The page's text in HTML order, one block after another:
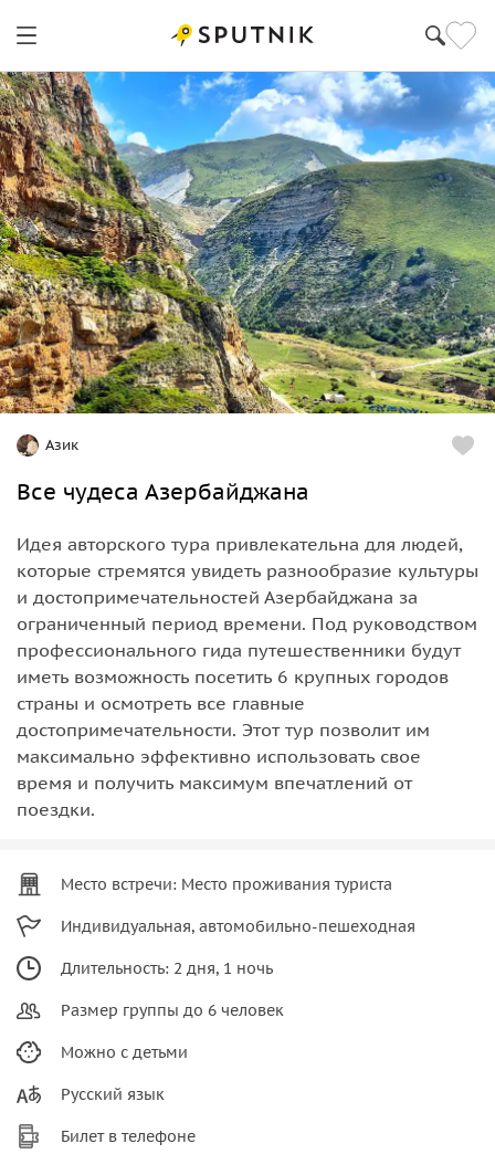
Азик
Все чудеса Азербайджана
Идея авторского тура привлекательна для людей,
которые стремятся увидеть разнообразие культуры
и достопримечательностей Азербайджана за
ограниченный период времени. Под руководством
профессионального гида путешественники будут
иметь возможность посетить 6 крупных городов
страны и осмотреть все главные
достопримечательности. Этот тур позволит им
максимально эффективно использовать свое
время и получить максимум впечатлений от
поездки.
Место встречи: Место проживания туриста
Индивидуальная, автомобильно-пешеходная
Длительность: 2 дня, 1 ночь
Размер группы до 6 человек
Можно с детьми
Русский язык
Билет в телефоне